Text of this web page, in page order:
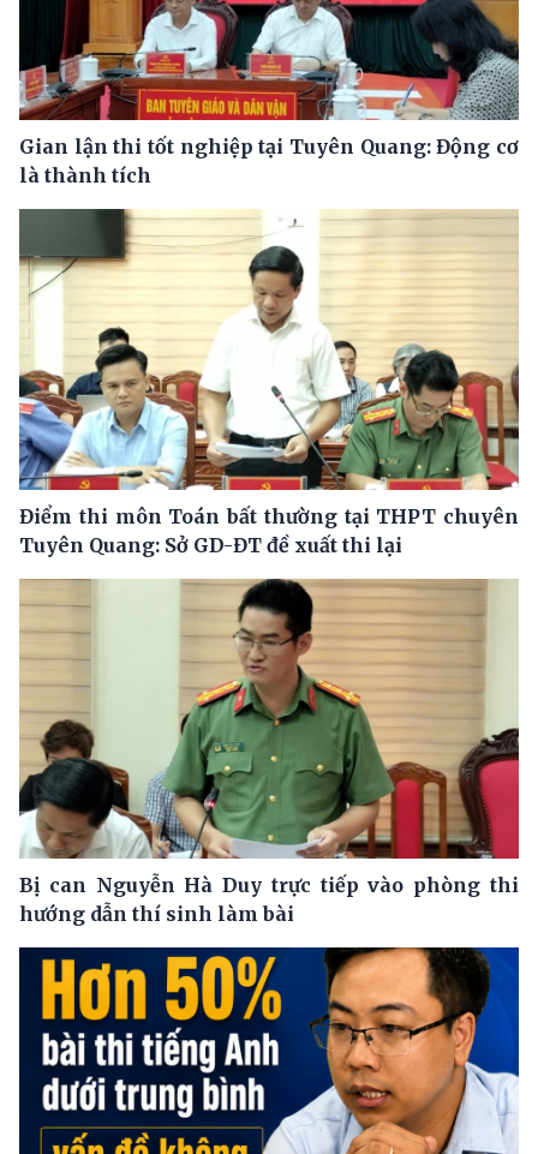
Gian lận thi tốt nghiệp tại Tuyên Quang: Động cơ
là thành tích
Điểm thi môn Toán bất thường tại THPT chuyên
Tuyên Quang: Sở GD-ĐT đề xuất thi lại
Bị can Nguyễn Hà Duy trực tiếp vào phòng thi
hướng dẫn thí sinh làm bài